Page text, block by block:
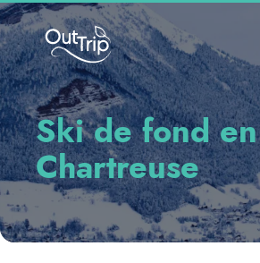
Outtrip
Ski de fond en
Chartreuse